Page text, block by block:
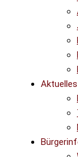
Aktuelles